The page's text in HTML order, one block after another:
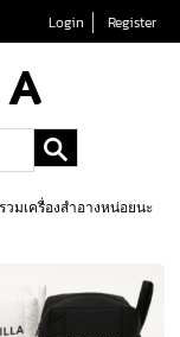
Login Register
มเครื่องสำอางหน่อยนะ